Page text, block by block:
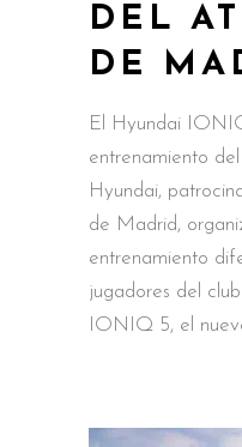
DEL
DE
El Hyundai
entrenamiento
Hyundai,
de Madrid,
entrenamiento
jugadores del
IONIQ 5, el